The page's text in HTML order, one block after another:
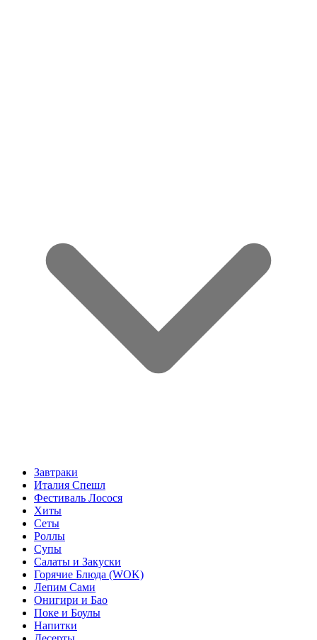
Завтраки
Италия Спешл
Фестиваль Лосося
Хиты
Сеты
Роллы
Супы
Салаты и Закуски
Горячие Блюда (WOK)
Лепим Сами
Онигири и Бао
Поке и Боулы
Напитки